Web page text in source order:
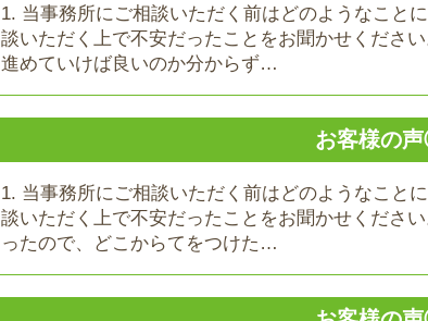
1. 当事務所にご相談いただく前はどのようなこと
談いただく上で不安だったことをお聞かせくださ
進めていけば良いのか分からず…
お客様の
1. 当事務所にご相談いただく前はどのようなこと
談いただく上で不安だったことをお聞かせくださ
ったので、どこからてをつけた…